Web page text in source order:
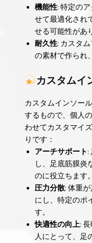
機能性: 特定の
せて最適化され
せる可能性があ
耐久性: カスタ
の素材で作られ
カスタムイ
カスタムインソー
するもので、個人
わせてカスタマイ
りです：
アーチサポート :
し、足底筋膜炎
のに役立ちます。
圧力分散: 体重
にし、特定のポ
す。
快適性の向上:
人にとって、足